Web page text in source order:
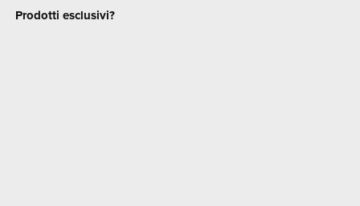
Prodotti esclusivi?